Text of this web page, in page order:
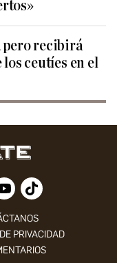
pero recibirá
los ceutíes en el
PRIVACIDAD